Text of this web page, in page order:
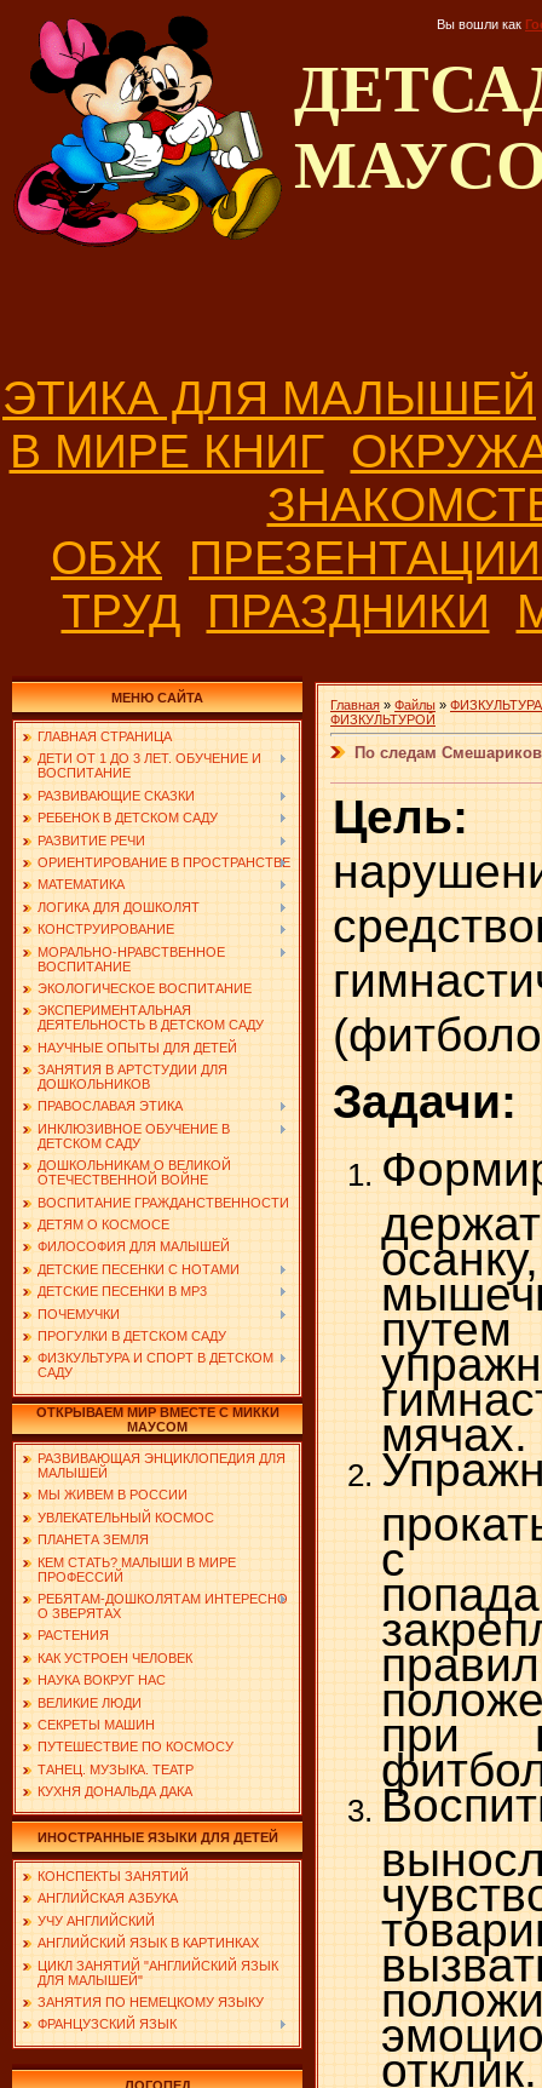
Вы вошли как
ЭТИКА ДЛЯ МАЛЫШЕЙ
В МИРЕ КНИГ
ОБЖ
ТРУД ПРАЗДНИКИ
МЕНЮ САЙТА
ГЛАВНАЯ СТРАНИЦА
ДЕТИ ОТ 1 ДО 3 ЛЕТ. ОБУЧЕНИЕ И
ВОСПИТАНИЕ
РАЗВИВАЮЩИЕ СКАЗКИ
РЕБЕНОК В ДЕТСКОМ САДУ
РАЗВИТИЕ РЕЧИ
ОРИЕНТИРОВАНИЕ В ПРОСТРАНСТВЕ
МАТЕМАТИКА
ЛОГИКА ДЛЯ ДОШКОЛЯТ
КОНСТРУИРОВАНИЕ
МОРАЛЬНО-НРАВСТВЕННОЕ
ВОСПИТАНИЕ
ЭКОЛОГИЧЕСКОЕ ВОСПИТАНИЕ
ЭКСПЕРИМЕНТАЛЬНАЯ
ДЕЯТЕЛЬНОСТЬ В ДЕТСКОМ САДУ
НАУЧНЫЕ ОПЫТЫ ДЛЯ ДЕТЕЙ
ЗАНЯТИЯ В АРТСТУДИИ ДЛЯ
ДОШКОЛЬНИКОВ
ПРАВОСЛАВАЯ ЭТИКА
ИНКЛЮЗИВНОЕ ОБУЧЕНИЕ В
ДЕТСКОМ САДУ
ДОШКОЛЬНИКАМ О ВЕЛИКОЙ
ОТЕЧЕСТВЕННОЙ ВОЙНЕ
ВОСПИТАНИЕ ГРАЖДАНСТВЕННОСТИ
ДЕТЯМ О КОСМОСЕ
ФИЛОСОФИЯ ДЛЯ МАЛЫШЕЙ
ДЕТСКИЕ ПЕСЕНКИ С НОТАМИ
ДЕТСКИЕ ПЕСЕНКИ В MP3
ПОЧЕМУЧКИ
ПРОГУЛКИ В ДЕТСКОМ САДУ
ФИЗКУЛЬТУРА И СПОРТ В ДЕТСКОМ
САДУ
ОТКРЫВАЕМ МИР ВМЕСТЕ С МИККИ
МАУСОМ
РАЗВИВАЮЩАЯ ЭНЦИКЛОПЕДИЯ ДЛЯ
МАЛЫШЕЙ
МЫ ЖИВЕМ В РОССИИ
УВЛЕКАТЕЛЬНЫЙ КОСМОС
ПЛАНЕТА ЗЕМЛЯ
КЕМ СТАТЬ? МАЛЫШИ В МИРЕ
ПРОФЕССИЙ
РЕБЯТАМ-ДОШКОЛЯТАМ ИНТЕРЕСНО
О ЗВЕРЯТАХ
РАСТЕНИЯ
КАК УСТРОЕН ЧЕЛОВЕК
НАУКА ВОКРУГ НАС
ВЕЛИКИЕ ЛЮДИ
СЕКРЕТЫ МАШИН
ПУТЕШЕСТВИЕ ПО КОСМОСУ
ТАНЕЦ. МУЗЫКА. ТЕАТР
КУХНЯ ДОНАЛЬДА ДАКА
ИНОСТРАННЫЕ ЯЗЫКИ ДЛЯ ДЕТЕЙ
КОНСПЕКТЫ ЗАНЯТИЙ
АНГЛИЙСКАЯ АЗБУКА
УЧУ АНГЛИЙСКИЙ
АНГЛИЙСКИЙ ЯЗЫК В КАРТИНКАХ
ЦИКЛ ЗАНЯТИЙ "АНГЛИЙСКИЙ ЯЗЫК
ДЛЯ МАЛЫШЕЙ"
ЗАНЯТИЯ ПО НЕМЕЦКОМУ ЯЗЫКУ
ФРАНЦУЗСКИЙ ЯЗЫК
Главная » Файлы »
ФИЗКУЛЬТУРОЙ
По следам Смешариков
Задачи:
мячах.
с
при
отклик.